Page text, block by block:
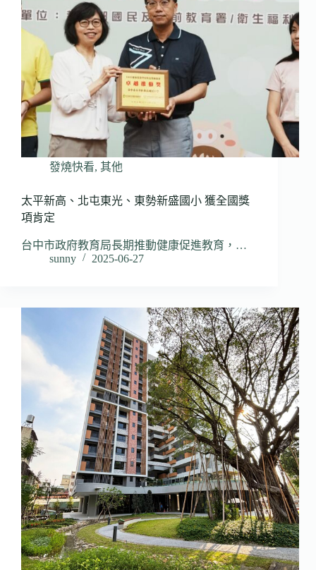
發燒快看, 其他
太平新高、北屯東光、東勢新盛國小 獲全國獎
項肯定
台中市政府教育局長期推動健康促進教育，…
sunny
2025-06-27